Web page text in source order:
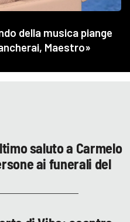
saluto a Carmelo
ai funerali del